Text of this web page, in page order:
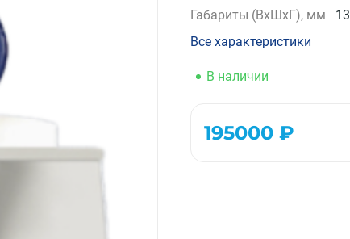
Компрессорно-конденсаторные блоки
Крышные кондиционеры
Расходные материалы монтажа
Инструменты монтажа
Габариты (ВхШхГ), мм
Все характеристики
В наличии
195000 ₽